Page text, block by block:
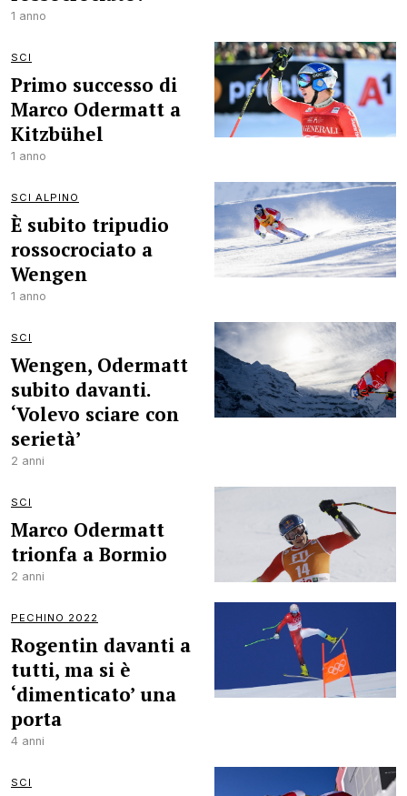
1 anno
SCI
Primo successo di
Marco Odermatt a
Kitzbühel
1 anno
SCI ALPINO
È subito tripudio
rossocrociato a
Wengen
1 anno
SCI
Wengen, Odermatt
subito davanti.
‘Volevo sciare con
serietà’
2 anni
SCI
Marco Odermatt
trionfa a Bormio
2 anni
PECHINO 2022
Rogentin davanti a
tutti, ma si è
‘dimenticato’ una
porta
4 anni
SCI